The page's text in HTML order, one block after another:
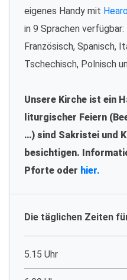
eigenes Handy mit
in 9 Sprachen
Französisch, Spanisch,
Tschechisch, Polnisch
Unsere Kirche ist ein
liturgischer Feiern
…) sind Sakristei und
besichtigen.
Pforte oder hier.
Die täglichen Zeiten
5.15 Uhr